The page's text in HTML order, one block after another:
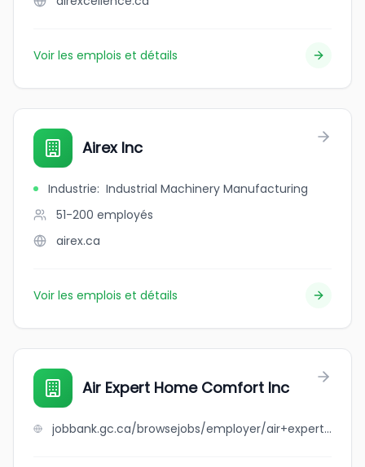
Voir les emplois et détails
Airex Inc
Industrie: Industrial Machinery Manufacturing
51-200 employés
airex.ca
Voir les emplois et détails
Air Expert Home Comfort Inc
jobbank.gc.ca/browsejobs/employer/air+expert+home+comfort+inc/ca